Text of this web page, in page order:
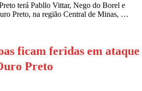
terá Pabllo Vittar, Nego do Borel e
Preto, na região Central de Minas, …
ficam feridas em ataque
Preto